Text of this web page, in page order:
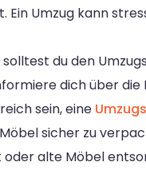
Ein Umzug kann
du den
dich über die
sein, eine
sicher zu
alte Möbel